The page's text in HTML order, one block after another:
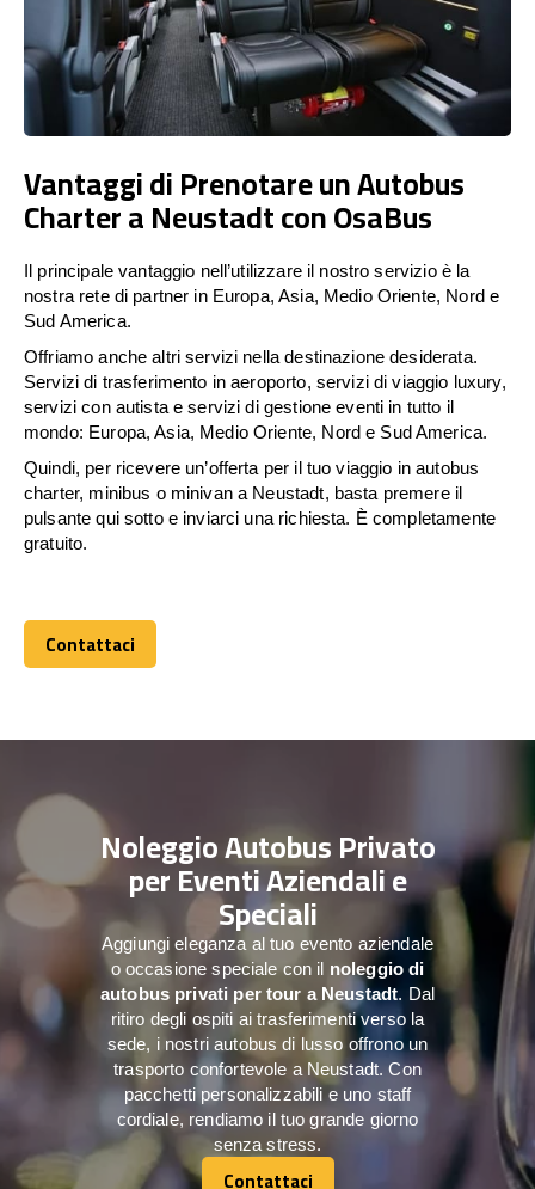
Vantaggi di Prenotare un Autobus
Charter a Neustadt con OsaBus
Il principale vantaggio nell’utilizzare il nostro servizio è la
nostra rete di partner in Europa, Asia, Medio Oriente, Nord e
Sud America.
Offriamo anche altri servizi nella destinazione desiderata.
Servizi di trasferimento in aeroporto, servizi di viaggio luxury,
servizi con autista e servizi di gestione eventi in tutto il
mondo: Europa, Asia, Medio Oriente, Nord e Sud America.
Quindi, per ricevere un’offerta per il tuo viaggio in autobus
charter, minibus o minivan a Neustadt, basta premere il
pulsante qui sotto e inviarci una richiesta. È completamente
gratuito.
Contattaci
Contattaci
Noleggio Autobus Privato
per Eventi Aziendali e
Speciali
Aggiungi eleganza al tuo evento aziendale
o occasione speciale con il noleggio di
autobus privati per tour a Neustadt. Dal
ritiro degli ospiti ai trasferimenti verso la
sede, i nostri autobus di lusso offrono un
trasporto confortevole a Neustadt. Con
pacchetti personalizzabili e uno staff
cordiale, rendiamo il tuo grande giorno
senza stress.
Contattaci